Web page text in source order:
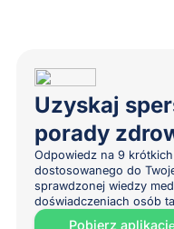
Uzyskaj
porady
Odpowiedz na 9
dostosowanego do
sprawdzonej wiedzy
doświadczeniach osób
Pobierz